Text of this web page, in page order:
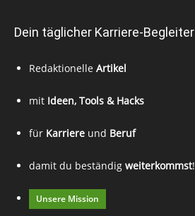
Dein täglicher Karriere-Begleiter
Redaktionelle Artikel
mit Ideen, Tools & Hacks
für Karriere und Beruf
damit du beständig weiterkommst!
Unsere Mission